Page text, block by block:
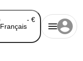
Français
- €